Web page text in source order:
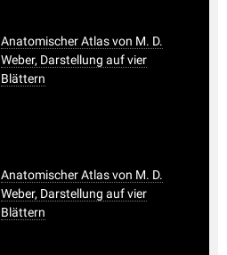
Anatomischer Atlas von M. D.
Weber, Darstellung auf vier
Blättern
Anatomischer Atlas von M. D.
Weber, Darstellung auf vier
Blättern